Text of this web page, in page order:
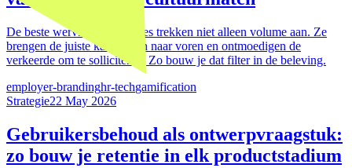
De beste wervingscampagnes trekken niet alleen volume aan. Ze
brengen de juiste kandidaten naar voren en ontmoedigen de
verkeerde om te solliciteren. Zo bouw je dat filter in de beleving.
employer-brandinghr-techgamification
Strategie22 May 2026
Gebruikersbehoud als ontwerpvraagstuk:
zo bouw je retentie in elk productstadium